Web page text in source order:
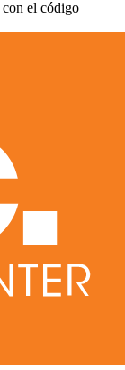
el código